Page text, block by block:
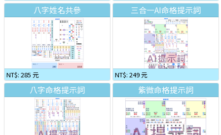
八字姓名共參
NT$: 285 元
三合一AI命格提示詞
NT$: 249 元
八字命格提示詞 紫微命格提示詞